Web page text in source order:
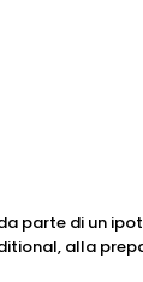
parte di un
alla